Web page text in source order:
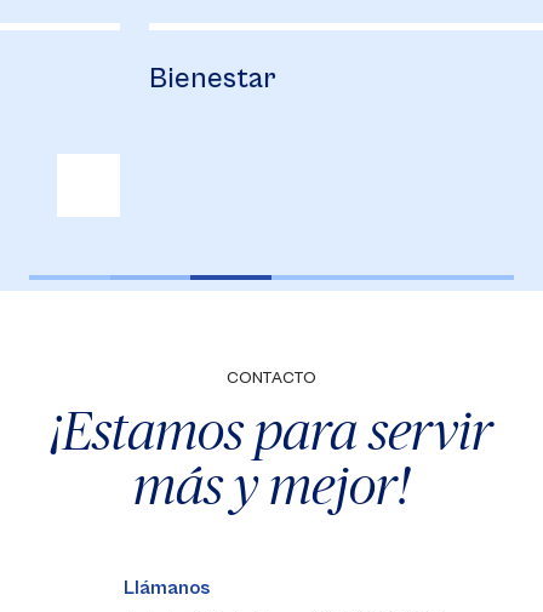
Bienestar
CONTACTO
¡Estamos para servir
más y mejor!
Llámanos